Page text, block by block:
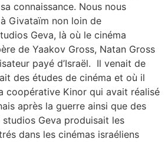
connaissance. Nous nous
Givataïm non loin de
Geva, là où le cinéma
de Yaakov Gross, Natan Gross
payé d’Israël. Il venait de
des études de cinéma et où il
coopérative Kinor qui avait réalisé
après la guerre ainsi que des
Geva produisait les
dans les cinémas israéliens